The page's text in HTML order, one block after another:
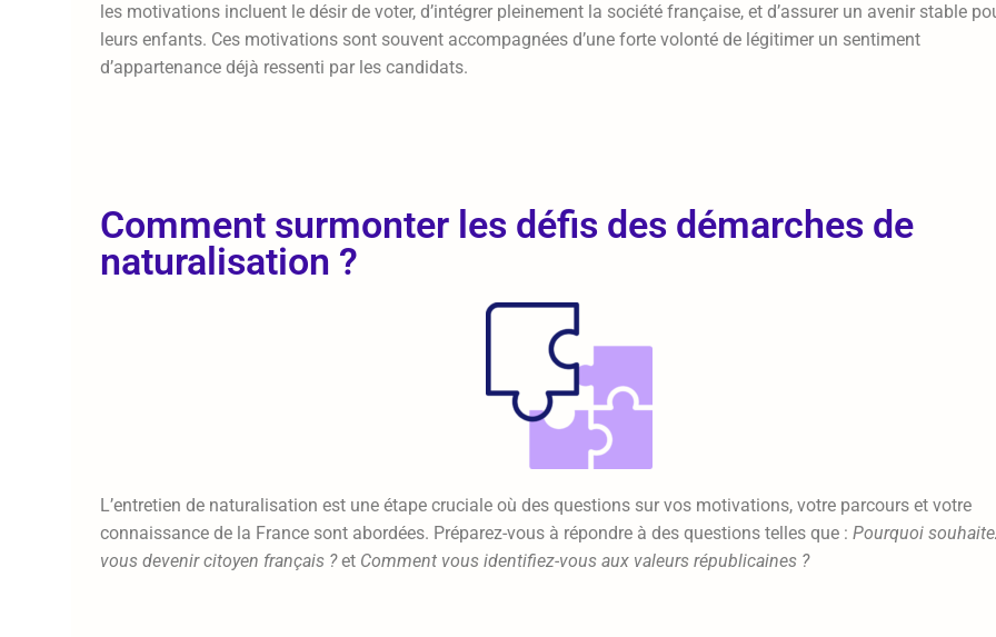
les motivations incluent le désir de voter, d’intégrer pleinement la société française, et d’assurer un avenir stable
leurs enfants. Ces motivations sont souvent accompagnées d’une forte volonté de légitimer un sentiment
d’appartenance déjà ressenti par les candidats.
Comment surmonter les défis des démarches de
naturalisation ?
L’entretien de naturalisation est une étape cruciale où des questions sur vos motivations, votre parcours et votre
connaissance de la France sont abordées. Préparez-vous à répondre à des questions telles que : Pourquoi
vous devenir citoyen français ?et Comment vous identifiez-vous aux valeurs républicaines ?